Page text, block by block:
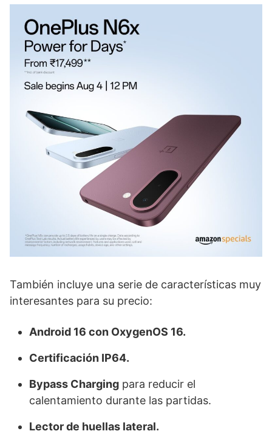
También incluye una serie de características muy
interesantes para su precio:
Android 16 con OxygenOS 16.
Certificación IP64.
Bypass Charging para reducir el
calentamiento durante las partidas.
Lector de huellas lateral.